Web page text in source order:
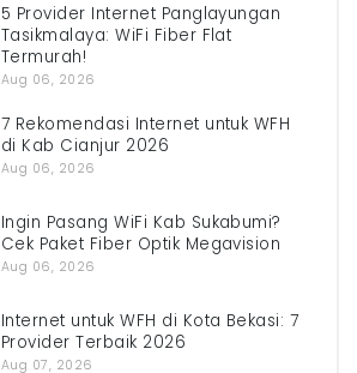
5 Provider Internet Panglayungan
Tasikmalaya: WiFi Fiber Flat
Termurah!
Aug 06, 2026
7 Rekomendasi Internet untuk WFH
di Kab Cianjur 2026
Aug 06, 2026
Ingin Pasang WiFi Kab Sukabumi?
Cek Paket Fiber Optik Megavision
Aug 06, 2026
Internet untuk WFH di Kota Bekasi: 7
Provider Terbaik 2026
Aug 07, 2026